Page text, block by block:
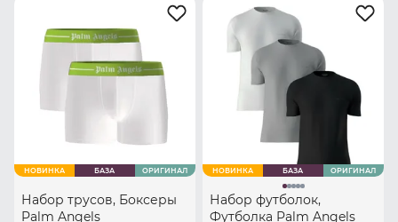
НОВИНКА БАЗА ОРИГИНАЛ
Набор трусов, Боксеры
Palm Angels
НОВИНКА БАЗА ОРИГИНАЛ
Набор футболок,
Футболка Palm Angels